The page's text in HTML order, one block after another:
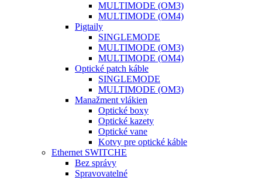
MULTIMODE (OM3)
MULTIMODE (OM4)
Pigtaily
SINGLEMODE
MULTIMODE (OM3)
MULTIMODE (OM4)
Optické patch káble
SINGLEMODE
MULTIMODE (OM3)
Manažment vlákien
Optické boxy
Optické kazety
Optické vane
Kotvy pre optické káble
Ethernet SWITCHE
Bez správy
Spravovatelné